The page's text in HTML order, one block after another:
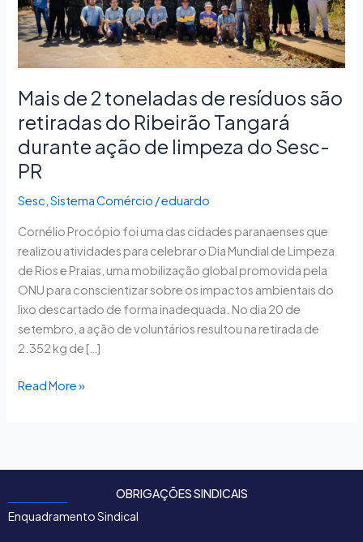
Mais de 2 toneladas de resíduos são
retiradas do Ribeirão Tangará
durante ação de limpeza do Sesc-
PR
Sesc,Sistema Comércio /eduardo
Cornélio Procópio foi uma das cidades paranaenses que
realizou atividades para celebrar o Dia Mundial de Limpeza
de Rios e Praias, uma mobilização global promovida pela
ONU para conscientizar sobre os impactos ambientais do
lixo descartado de forma inadequada. No dia 20 de
setembro, a ação de voluntários resultou na retirada de
2.352 kg de […]
são
retiradas
Ribeirão
Tangará
durante
ação
de
limpeza
Sesc-
PR
Read More »
OBRIGAÇÕES SINDICAIS
Enquadramento Sindical